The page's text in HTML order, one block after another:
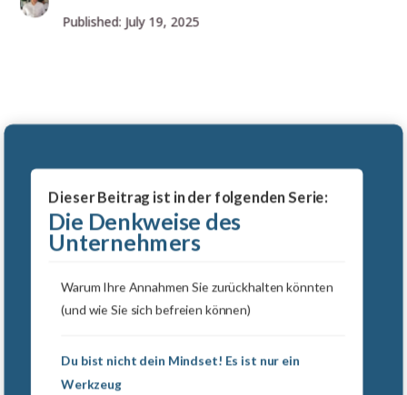
Published: July 19, 2025
Dieser Beitrag ist in der folgenden Serie:
Die Denkweise des
Unternehmers
Warum Ihre Annahmen Sie zurückhalten könnten
(und wie Sie sich befreien können)
Du bist nicht dein Mindset! Es ist nur ein
Werkzeug